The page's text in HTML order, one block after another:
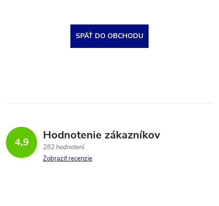
SPÄŤ DO OBCHODU
4,9 Hodnotenie zákazníkov
282 hodnotení
Zobraziť recenzie